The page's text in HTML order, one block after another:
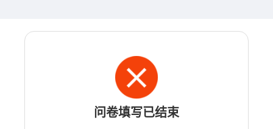
问卷填写已结束